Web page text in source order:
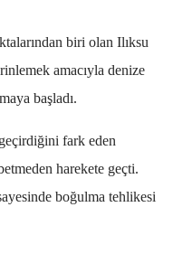
biri olan Ilıksu
amacıyla denize
başladı.
fark eden
harekete geçti.
boğulma tehlikesi